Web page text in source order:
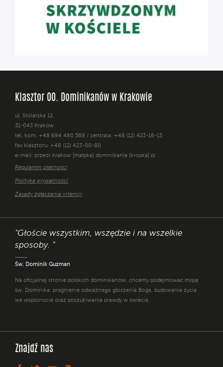
Klasztor OO. Dominikanów w Krakowie
ul. Stolarska 12,
31-043 Kraków
tel. kom. +48 694 480 588 / centrala: +48 (12) 423-16-13
fax klasztoru: +48 (12) 423-00-80
e-mail: przeor.krakow [małpka] dominikanie [kropka] pl
Regulamin płatności
Polityka prywatności
Zasady zgłaszania intencji
"Głoście wszystkim, wszędzie i na wszelkie
sposoby. "
Św. Dominik Guzman
Na oficjalnej stronie polskich dominikanów, chcemy podejmować misję
św. Dominika: pragnienie odważnego głoszenia Boga, budowanie życia
we wspólnocie oraz poszukiwania prawdy w świecie.
Znajdź nas